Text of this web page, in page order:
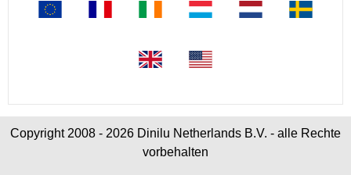
Copyright 2008 - 2026 Dinilu Netherlands B.V. - alle Rechte
vorbehalten